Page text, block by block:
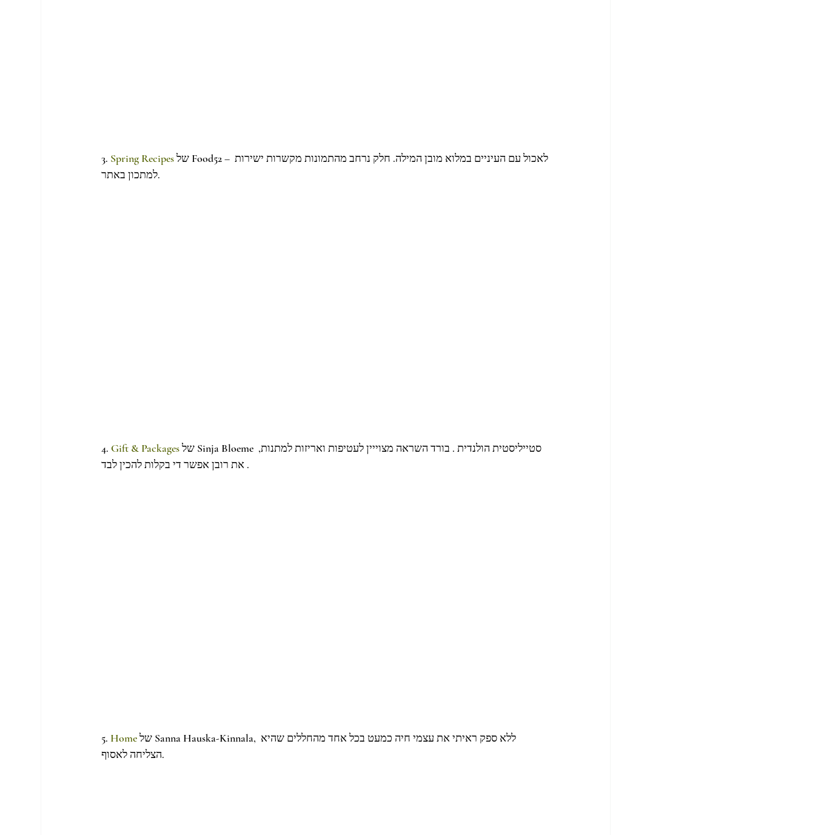
3. Spring Recipes של Food52 – לאכול עם העיניים במלוא מובן המילה. חלק נרחב מהתמונות מקשרות ישירות
למתכון באתר.
4. Gift & Packages של Sinja Bloeme סטייליסטית הולנדית . בורד השראה מצוייין לעטיפות ואריזות למתנות,
את רובן אפשר די בקלות להכין לבד.
5. Home של Sanna Hauska-Kinnala, ללא ספק ראיתי את עצמי חיה כמעט בכל אחד מהחללים שהיא
הצליחה לאסוף.